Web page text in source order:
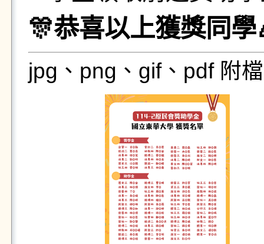
🎊恭喜以上獲獎同
jpg、png、gif、pdf 附